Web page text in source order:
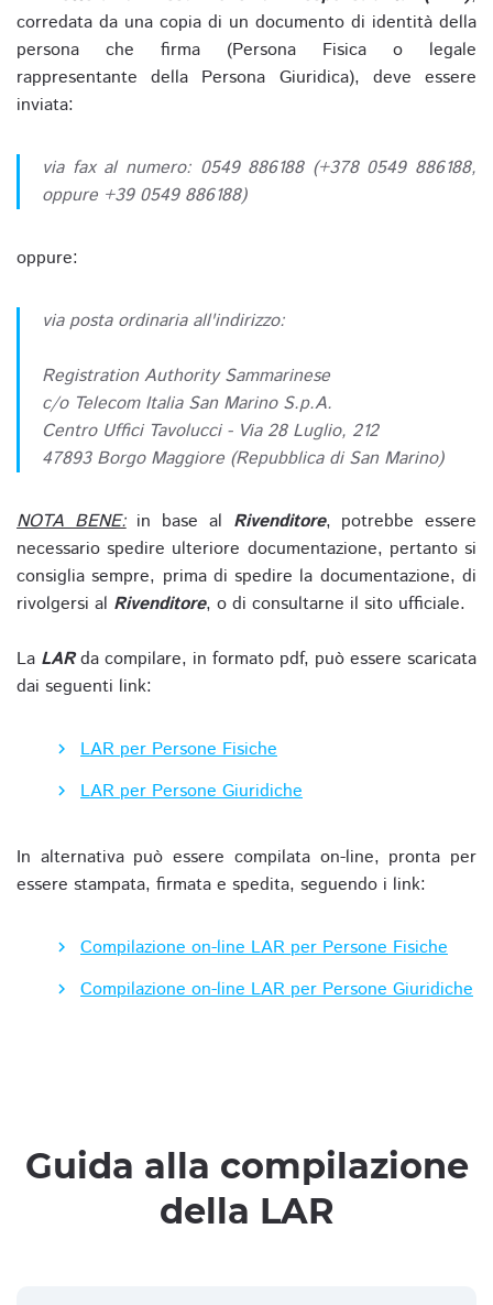
corredata da una copia di un documento di identità della
persona che firma (Persona Fisica o legale
rappresentante della Persona Giuridica), deve essere
inviata:
via fax al numero: 0549 886188 (+378 0549 886188,
oppure +39 0549 886188)
oppure:
via posta ordinaria all'indirizzo:
Registration Authority Sammarinese
c/o Telecom Italia San Marino S.p.A.
Centro Uffici Tavolucci - Via 28 Luglio, 212
47893 Borgo Maggiore (Repubblica di San Marino)
NOTA BENE:in base al Rivenditore, potrebbe essere
necessario spedire ulteriore documentazione, pertanto si
consiglia sempre, prima di spedire la documentazione, di
rivolgersi al Rivenditore, o di consultarne il sito ufficiale.
La LARda compilare, in formato pdf, può essere scaricata
dai seguenti link:
LAR per Persone Fisiche
LAR per Persone Giuridiche
In alternativa può essere compilata on-line, pronta per
essere stampata, firmata e spedita, seguendo i link:
Compilazione on-line LAR per Persone Fisiche
Compilazione on-line LAR per Persone Giuridiche
Guida alla compilazione
della LAR